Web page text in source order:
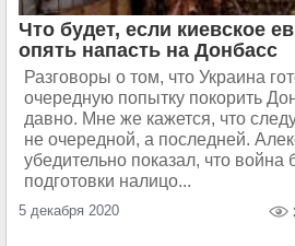
Что будет, если киевское
опять напасть на Донбасс
Разговоры о том, что Украина
очередную попытку покорить
давно. Мне же кажется, что
не очередной, а последней.
убедительно показал, что война
подготовки налицо...
5 декабря 2020